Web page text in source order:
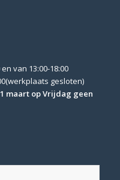
van 13:00-18:00
gesloten)
maart op Vrijdag geen